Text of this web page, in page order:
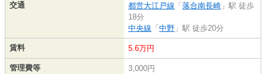
交通
都営大江戸線 「 落合南長崎 」駅 徒歩
18分
中央線 「 中野 」駅 徒歩20分
賃料 5.6万円
管理費等 3,000円